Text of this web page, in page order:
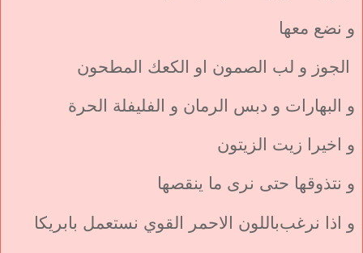
و نضع معها
الجوز و لب الصمون او الكعك المطحون
و البهارات و دبس الرمان و الفليفلة الحرة
و اخيرا زيت الزيتون
و نتذوقها حتى نرى ما ينقصها
و اذا نرغبباللون الاحمر القوي نستعمل بابريكا